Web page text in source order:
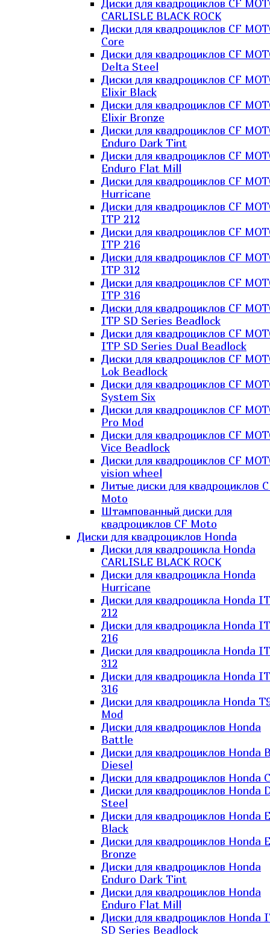
Диски для квадроциклов CF
CARLISLE BLACK ROCK
Диски для квадроциклов CF
Core
Диски для квадроциклов CF
Delta Steel
Диски для квадроциклов CF
Elixir Black
Диски для квадроциклов CF
Elixir Bronze
Диски для квадроциклов CF
Enduro Dark Tint
Диски для квадроциклов CF
Enduro Flat Mill
Диски для квадроциклов CF
Hurricane
Диски для квадроциклов CF
ITP 212
Диски для квадроциклов CF
ITP 216
Диски для квадроциклов CF
ITP 312
Диски для квадроциклов CF
ITP 316
Диски для квадроциклов CF
ITP SD Series Beadlock
Диски для квадроциклов CF
ITP SD Series Dual Beadlock
Диски для квадроциклов CF
Lok Beadlock
Диски для квадроциклов CF
System Six
Диски для квадроциклов CF
Pro Mod
Диски для квадроциклов CF
Vice Beadlock
Диски для квадроциклов CF
vision wheel
Литые диски для квадроциклов
Moto
Штампованный диски для
квадроциклов CF Moto
Диски для квадроциклов Honda
Диски для квадроцикла Honda
CARLISLE BLACK ROCK
Диски для квадроцикла Honda
Hurricane
Диски для квадроцикла Honda
212
Диски для квадроцикла Honda
216
Диски для квадроцикла Honda
312
Диски для квадроцикла Honda
316
Диски для квадроцикла Honda
Mod
Диски для квадроциклов Honda
Battle
Диски для квадроциклов Honda
Diesel
Диски для квадроциклов Honda
Диски для квадроциклов Honda
Steel
Диски для квадроциклов Honda
Black
Диски для квадроциклов Honda
Bronze
Диски для квадроциклов Honda
Enduro Dark Tint
Диски для квадроциклов Honda
Enduro Flat Mill
Диски для квадроциклов Honda
SD Series Beadlock